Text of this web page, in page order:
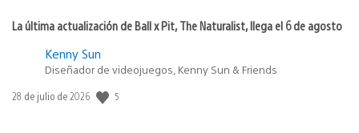
La última actualización de Ball x Pit, The Naturalist, llega el 6 de agosto
Kenny Sun
Diseñador de videojuegos, Kenny Sun & Friends
Fecha
28 de julio de 2026 5